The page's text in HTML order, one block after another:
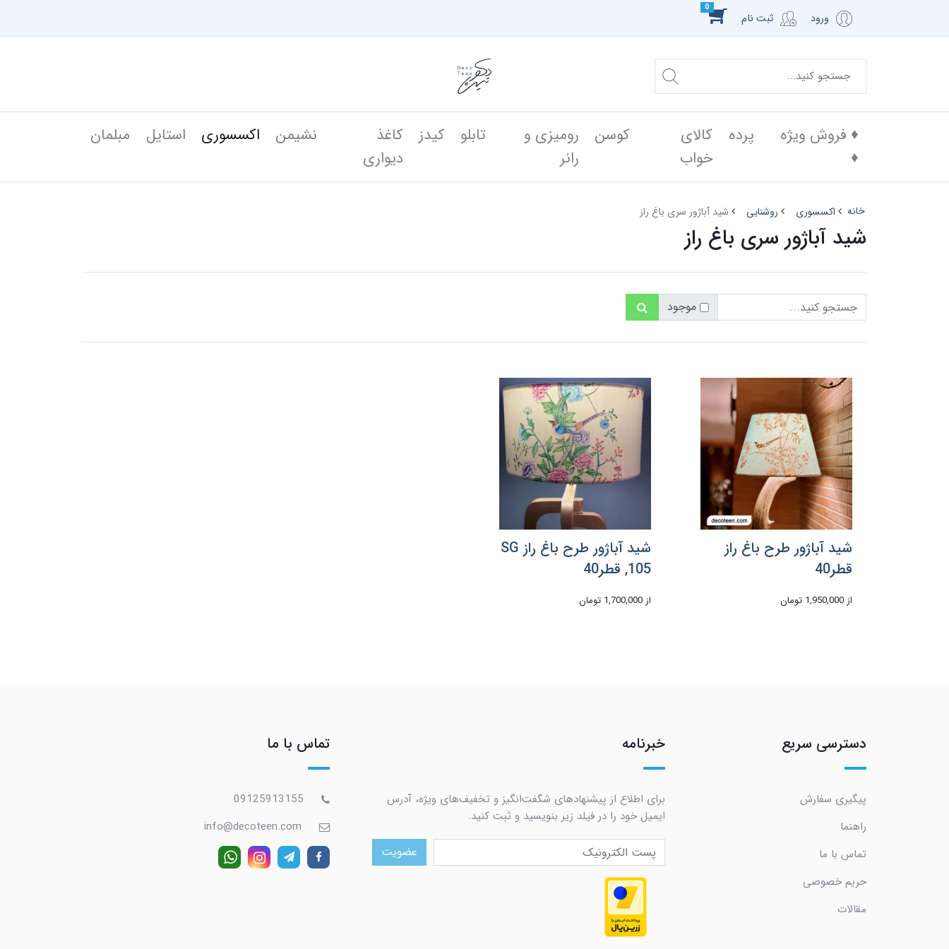
ورود ثبت نام
0
♦️ فروش ویژه
♦️
پرده
کالای
خواب
کوسن
رومیزی و
رانر
تابلو کیدز
کاغذ
دیواری
نشیمن اکسسوری استایل مبلمان
خانه اکسسوری روشنایی شید آباژور سری باغ راز
شید آباژور سری باغ راز
موجود
شید آباژور طرح باغ راز
قطر40
از 1,950,000 تومان
شید آباژور طرح باغ راز SG
105, قطر40
از 1,700,000 تومان
دسترسی سریع
پیگیری سفارش
راهنما
تماس با ما
حریم خصوصی
مقالات
خبرنامه
برای اطلاع از پیشنهادهای شگفت‌انگیز و تخفیف‌های ویژه، آدرس
ایمیل خود را در فیلد زیر بنویسید و ثبت کنید.
عضویت
تماس با ما